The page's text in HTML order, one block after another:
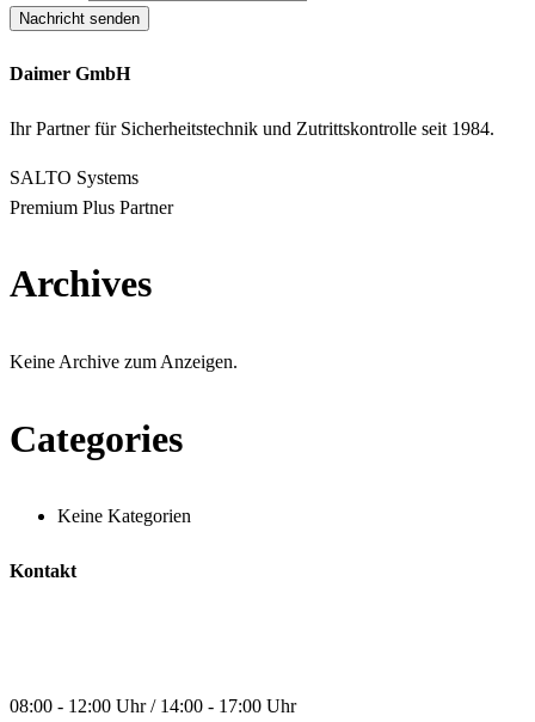
Nachricht senden
Daimer GmbH
Ihr Partner für Sicherheitstechnik und Zutrittskontrolle seit 1984.
SALTO Systems
Premium Plus Partner
Archives
Keine Archive zum Anzeigen.
Categories
Keine Kategorien
Kontakt
08:00 - 12:00 Uhr / 14:00 - 17:00 Uhr